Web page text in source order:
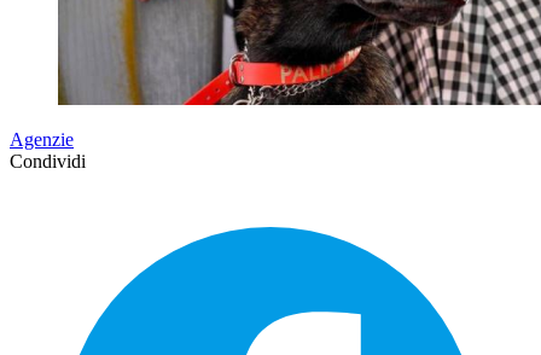
Agenzie
Condividi